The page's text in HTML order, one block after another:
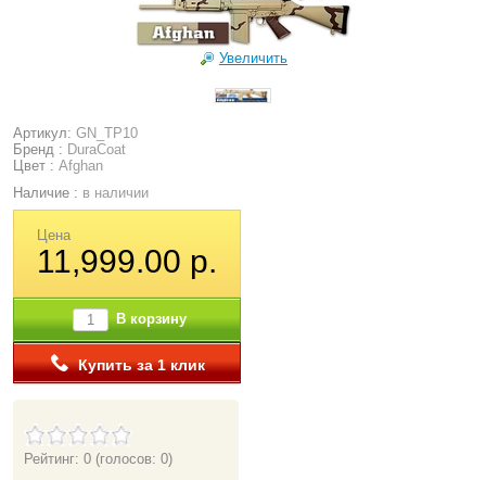
Увеличить
Артикул: GN_TP10
Бренд : DuraCoat
Цвет : Afghan
Наличие : в наличии
Цена
11,999.00 р.
В корзину
Купить за 1 клик
Рейтинг: 0 (голосов: 0)